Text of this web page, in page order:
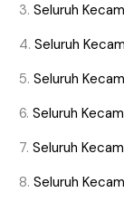
Seluruh
Seluruh
Seluruh
Seluruh
Seluruh
Seluruh